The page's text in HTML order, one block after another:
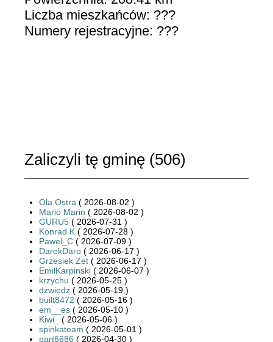
Liczba mieszkańców: ???
Numery rejestracyjne: ???
Zaliczyli tę gminę (506)
Ola Ostra ( 2026-08-02 )
Mario Marin ( 2026-08-02 )
GURU5 ( 2026-07-31 )
Konrad K ( 2026-07-28 )
Pawel_C ( 2026-07-09 )
DarekDaro ( 2026-06-17 )
Grzesiek Zet ( 2026-06-17 )
EmilKarpinski ( 2026-06-07 )
krzychu ( 2026-05-25 )
dzwiedz ( 2026-05-19 )
built8472 ( 2026-05-16 )
em__es ( 2026-05-10 )
Kiwi_
( 2026-05-06 )
spinkateam ( 2026-05-01 )
part6686 ( 2026-04-30 )